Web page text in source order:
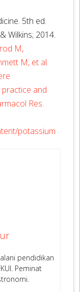
5th ed.
Wilkins; 2014.
M,
M, et al.
and
Res.
potassium
pendidikan
Peminat